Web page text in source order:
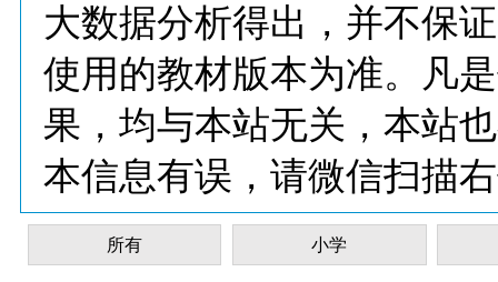
大数据分析得出，并不保
使用的教材版本为准。凡
果，均与本站无关，本站
本信息有误，请微信扫描
所有 小学